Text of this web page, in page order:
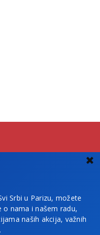
Srbi u Parizu, možete
nama i našem radu,
naših akcija, važnih